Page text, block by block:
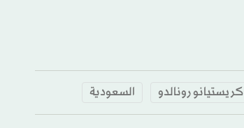
كريستيانو رونالدو السعودية